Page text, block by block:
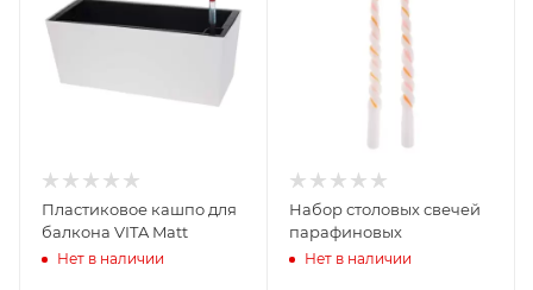
Пластиковое кашпо для
балкона VITA Matt
Нет в наличии
Набор столовых свечей
парафиновых
Нет в наличии